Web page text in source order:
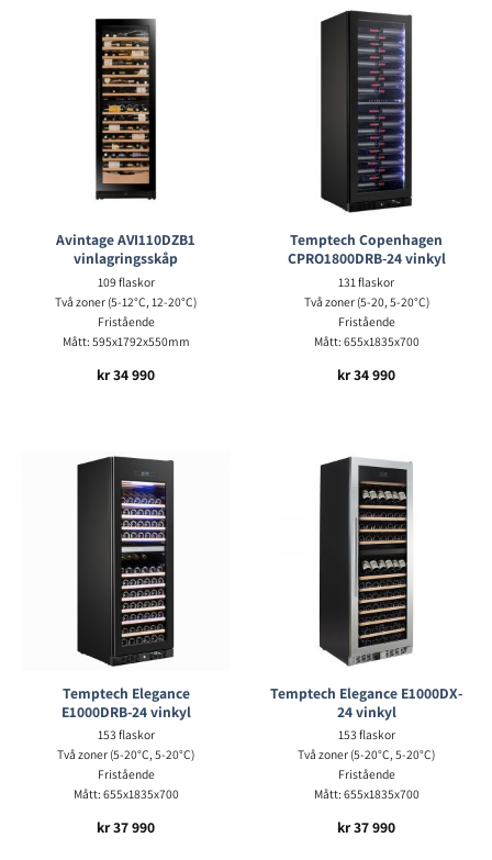
Avintage AVI110DZB1
vinlagringsskåp
109 flaskor
Två zoner (5-12°C, 12-20°C)
Fristående
Mått: 595x1792x550mm
kr34 990
Temptech Copenhagen
CPRO1800DRB-24 vinkyl
131 flaskor
Två zoner (5-20, 5-20°C)
Fristående
Mått: 655x1835x700
kr34 990
Temptech Elegance
E1000DRB-24 vinkyl
153 flaskor
Två zoner (5-20°C, 5-20°C)
Fristående
Mått: 655x1835x700
kr37 990
Temptech Elegance E1000DX-
24 vinkyl
153 flaskor
Två zoner (5-20°C, 5-20°C)
Fristående
Mått: 655x1835x700
kr37 990